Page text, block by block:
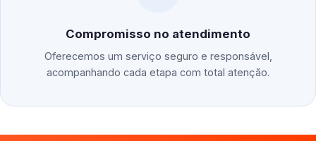
Compromisso no atendimento
Oferecemos um serviço seguro e responsável,
acompanhando cada etapa com total atenção.